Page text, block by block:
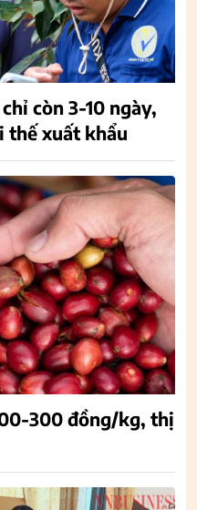
còn 3-10 ngày,
thế xuất khẩu
300 đồng/kg, thị